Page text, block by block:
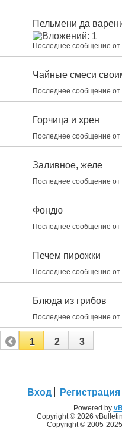
Пельмени да
Последнее сообщение от
Чайные смеси
Последнее сообщение от
Горчица и хрен
Последнее сообщение от
Заливное, желе
Последнее сообщение от
Фондю
Последнее сообщение от
Печем пирожки
Последнее сообщение от
Блюда из грибов
Последнее сообщение от
1 2 3
Вход Регистрация
Powered by
Copyright © 2026
Copyright © 2005-2025